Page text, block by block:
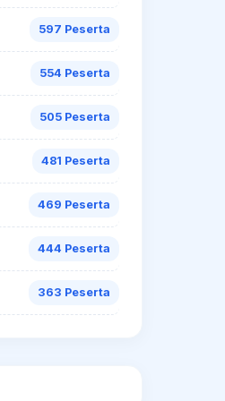
597 Peserta
554 Peserta
505 Peserta
481 Peserta
469 Peserta
444 Peserta
363 Peserta